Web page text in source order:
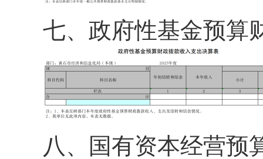
七、 政府性基金预算
八、 国有资本经营预